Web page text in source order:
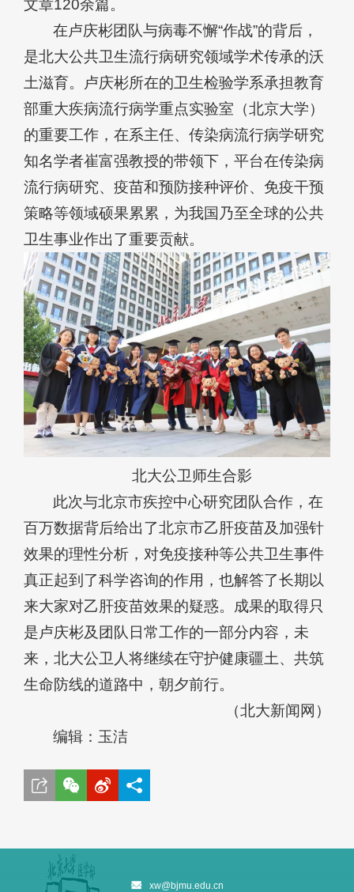
文章120余篇。
在卢庆彬团队与病毒不懈“作战”的背后，
是北大公共卫生流行病研究领域学术传承的沃
土滋育。卢庆彬所在的卫生检验学系承担教育
部重大疾病流行病学重点实验室（北京大学）
的重要工作，在系主任、传染病流行病学研究
知名学者崔富强教授的带领下，平台在传染病
流行病研究、疫苗和预防接种评价、免疫干预
策略等领域硕果累累，为我国乃至全球的公共
卫生事业作出了重要贡献。
北大公卫师生合影
此次与北京市疾控中心研究团队合作，在
百万数据背后给出了北京市乙肝疫苗及加强针
效果的理性分析，对免疫接种等公共卫生事件
真正起到了科学咨询的作用，也解答了长期以
来大家对乙肝疫苗效果的疑惑。成果的取得只
是卢庆彬及团队日常工作的一部分内容，未
来，北大公卫人将继续在守护健康疆土、共筑
生命防线的道路中，朝夕前行。
（北大新闻网）
编辑：玉洁
xw@bjmu.edu.cn